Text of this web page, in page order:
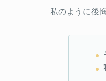
私のように後